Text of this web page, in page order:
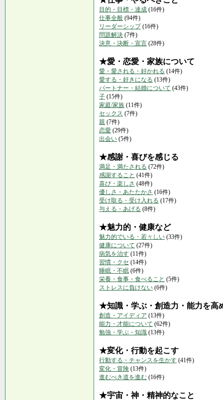
目的・目標・達成 (16件)
仕事全般 (94件)
リーダーシップ(16件)
問題解決 (7件)
決意・決断・宣言 (28件)
★愛・恋愛・家族について
愛・愛される・好かれる (14件)
愛する・好きになる (13件)
パートナー・結婚について (43件)
子 (15件)
家庭/家族 (11件)
セックス (7件)
親 (7件)
恋愛 (29件)
出会い (5件)
★感謝・喜びを感じる
満足・満たされる (72件)
感謝すること (41件)
喜び・楽しさ (48件)
優しさ・あたたかさ (16件)
受け取る・受け入れる (17件)
与える・あげる (8件)
★魅力的・健康など
魅力的でいる・若々しい (33件)
健康について (27件)
病気を治す (11件)
習慣・クセ (14件)
睡眠・不眠 (6件)
栄養・食事・食べること (5件)
ストレスに負けない (6件)
★知識・学ぶ・創造力・能力を高
創造・アイディア (13件)
能力・才能について (62件)
勉強・学ぶ・知識 (13件)
★変化・行動を起こす
行動する・チャンスを生かす (41件)
変化・冒険 (13件)
進むべき道を進む (16件)
★宇宙・神・精神的なこと